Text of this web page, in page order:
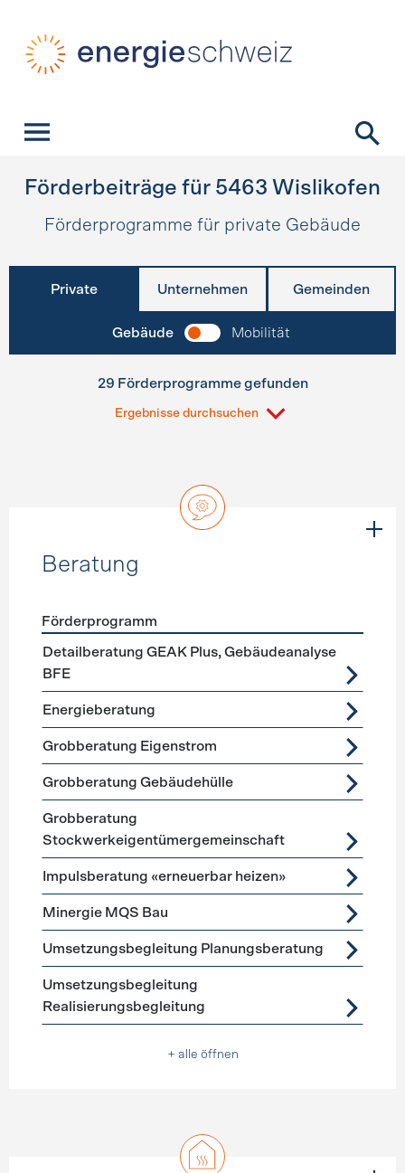
Förderbeiträge für 5463 Wislikofen
Förderprogramme für private Gebäude
Private Unternehmen Gemeinden
Gebäude Mobilität
29 Förderprogramme gefunden
Ergebnisse durchsuchen
Beratung
Förderprogramme Beratung
Förderprogramm
Detailberatung GEAK Plus, Gebäudeanalyse
BFE
Energieberatung
Grobberatung Eigenstrom
Grobberatung Gebäudehülle
Grobberatung
Stockwerkeigentümergemeinschaft
Impulsberatung «erneuerbar heizen»
Minergie MQS Bau
Umsetzungsbegleitung Planungsberatung
Umsetzungsbegleitung
Realisierungsbegleitung
+ alle öffnen